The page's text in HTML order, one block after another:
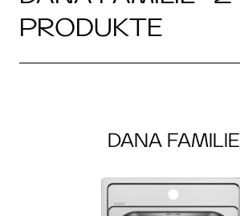
PRODUKTE
DANA FAMILIE